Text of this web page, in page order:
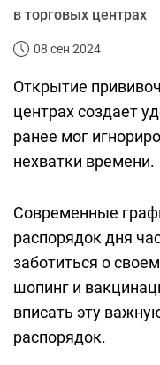
в торговых центрах
08 сен 2024
Открытие
центрах создает
ранее мог
нехватки времени.
Современные
распорядок дня
заботиться о
шопинг и
вписать эту
распорядок.